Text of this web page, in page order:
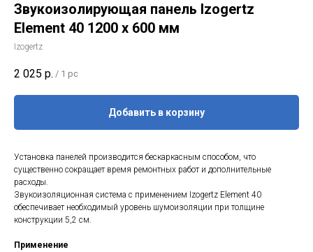
Звукоизолирующая панель Izogertz
Element 40 1200 х 600 мм
Izogertz
2 025 р. / 1 pc
Добавить в корзину
Установка панелей производится бескаркасным способом, что
существенно сокращает время ремонтных работ и дополнительные
расходы.
Звукоизоляционная система с применением Izogertz Element 40
обеспечивает необходимый уровень шумоизоляции при толщине
конструкции 5,2 см.
Применение